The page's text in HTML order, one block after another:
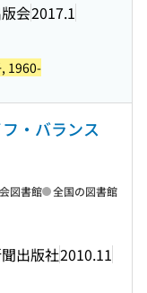
会2017.1
1960-
・バランス
出版社2010.11
図書館 全国の図書館